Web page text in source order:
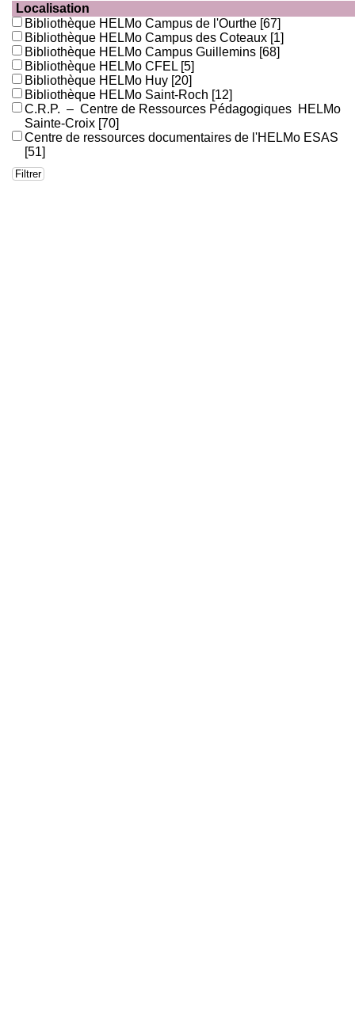
Localisation
Bibliothèque HELMo Campus de l'Ourthe [67]
Bibliothèque HELMo Campus des Coteaux [1]
Bibliothèque HELMo Campus Guillemins [68]
Bibliothèque HELMo CFEL [5]
Bibliothèque HELMo Huy [20]
Bibliothèque HELMo Saint-Roch [12]
C.R.P. – Centre de Ressources Pédagogiques HELMo
Sainte-Croix [70]
Centre de ressources documentaires de l'HELMo ESAS
[51]